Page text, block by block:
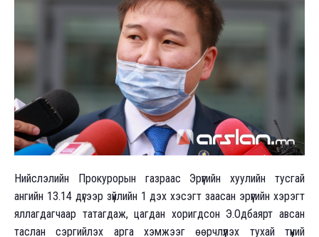
Нийслэлийн Прокурорын газраас Эрүүгийн хуулийн тусгай
ангийн 13.14 дүгээр зүйлийн 1 дэх хэсэгт заасан эрүүгийн хэрэгт
яллагдагчаар татагдаж, цагдан хоригдсон Э.Одбаярт авсан
таслан сэргийлэх арга хэмжээг өөрчлүүлэх тухай түүний